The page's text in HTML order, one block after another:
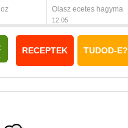
Olasz ecetes hagyma
12:05
RECEPTEK TUDOD-E?